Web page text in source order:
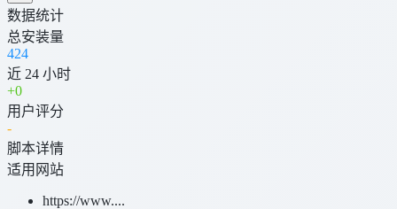
数据统计
总安装量
424
近 24 小时
+0
用户评分
-
脚本详情
适用网站
https://www....